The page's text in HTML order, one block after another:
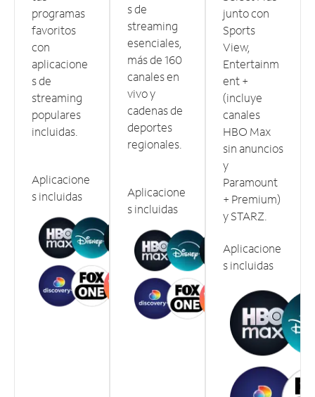
programas
favoritos
con
aplicacione
s de
streaming
populares
incluidas.
Aplicacione
s incluidas
s de
streaming
esenciales,
más de 160
canales en
vivo y
cadenas de
deportes
regionales.
Aplicacione
s incluidas
junto con
Sports
View,
Entertainm
ent +
(incluye
canales
HBO Max
sin anuncios
y
Paramount
+ Premium)
y STARZ.
Aplicacione
s incluidas